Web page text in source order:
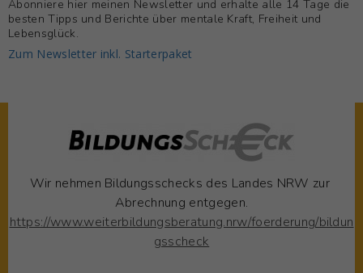
Abonniere hier meinen Newsletter und erhalte alle 14 Tage die
besten Tipps und Berichte über mentale Kraft, Freiheit und
Lebensglück.
Zum Newsletter inkl. Starterpaket
Wir nehmen Bildungsschecks des Landes NRW zur
Abrechnung entgegen.
https://www.weiterbildungsberatung.nrw/foerderung/bildun
gsscheck